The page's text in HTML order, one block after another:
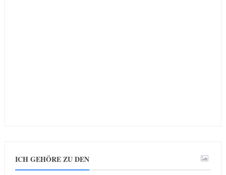
ICH GEHÖRE ZU DEN